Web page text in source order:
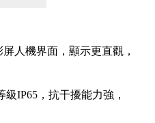
人機界面，顯示更直觀，
IP65，抗干擾能力強，